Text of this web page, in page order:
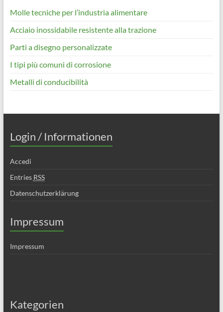
Molle tecniche per l’industria alimentare
Acciaio inossidabile resistente alla trazione
Parti a disegno personalizzate
I tipi più comuni di corrosione
Metalli di conducibilità
Login / Informationen
Accedi
Entries RSS
Datenschutzerklärung
Impressum
Impressum
Kategorien